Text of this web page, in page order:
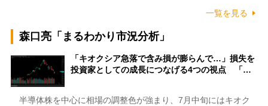
一覧を見る
森口亮「まるわかり市況分析」
「キオクシア急落で含み損が膨らんで…」損失を
投資家としての成長につなげる4つの視点 「…
半導体株を中心に相場の調整色が強まり、7月中旬にはキオク